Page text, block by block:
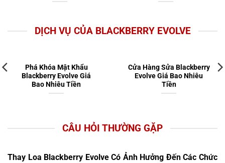
DỊCH VỤ CỦA BLACKBERRY EVOLVE
Phá Khóa Mật Khẩu
Blackberry Evolve Giá
Bao Nhiêu Tiền
Cửa Hàng Sửa Blackberry
Evolve Giá Bao Nhiêu
Tiền
CÂU HỎI THƯỜNG GẶP
Thay Loa Blackberry Evolve Có Ảnh Hưởng Đến Các Chức